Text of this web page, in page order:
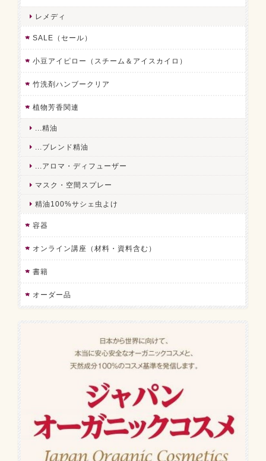
レメディ
SALE（セール）
小豆アイピロー（スチーム＆アイスカイロ）
竹洗剤ハンブークリア
植物芳香関連
...精油
...ブレンド精油
...アロマ・ディフューザー
マスク・空間スプレー
精油100%サシェ虫よけ
容器
オンライン講座（材料・資料含む）
書籍
オーダー品